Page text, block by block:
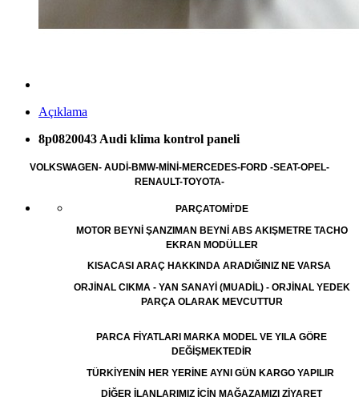
Açıklama
8p0820043 Audi klima kontrol paneli
VOLKSWAGEN- AUDİ-BMW-MİNİ-MERCEDES-FORD -SEAT-OPEL-
RENAULT-TOYOTA-
PARÇATOMİ'DE
MOTOR BEYNİ ŞANZIMAN BEYNİ ABS AKIŞMETRE TACHO
EKRAN MODÜLLER
KISACASI ARAÇ HAKKINDA ARADIĞINIZ NE VARSA
ORJİNAL CIKMA - YAN SANAYİ (MUADİL) - ORJİNAL YEDEK
PARÇA OLARAK MEVCUTTUR
PARCA FİYATLARI MARKA MODEL VE YILA GÖRE
DEĞİŞMEKTEDİR
TÜRKİYENİN HER YERİNE AYNI GÜN KARGO YAPILIR
DİĞER İLANLARIMIZ İCİN MAĞAZAMIZI ZİYARET